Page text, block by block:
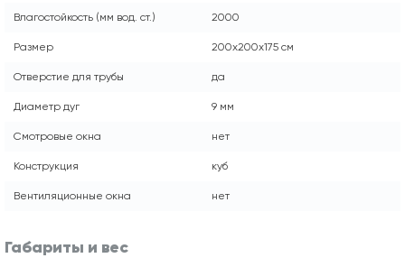
Влагостойкость (мм вод. ст.) 2000
Размер 200x200x175 см
Отверстие для трубы да
Диаметр дуг 9 мм
Смотровые окна нет
Конструкция куб
Вентиляционные окна нет
Габариты и вес